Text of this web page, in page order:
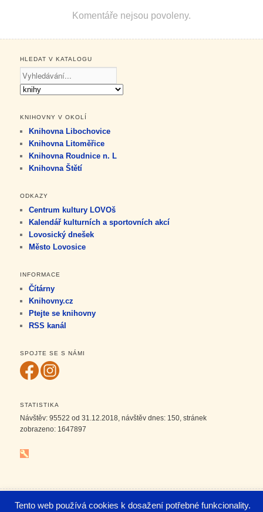
Komentáře nejsou povoleny.
HLEDAT V KATALOGU
KNIHOVNY V OKOLÍ
Knihovna Libochovice
Knihovna Litoměřice
Knihovna Roudnice n. L
Knihovna Štětí
ODKAZY
Centrum kultury LOVOš
Kalendář kulturních a sportovních akcí
Lovosický dnešek
Město Lovosice
INFORMACE
Čítárny
Knihovny.cz
Ptejte se knihovny
RSS kanál
SPOJTE SE S NÁMI
STATISTIKA
Návštěv:95522 od 31.12.2018, návštěv dnes: 150, stránek
zobrazeno: 1647897
Tento web používá cookies k dosažení potřebné funkcionality.